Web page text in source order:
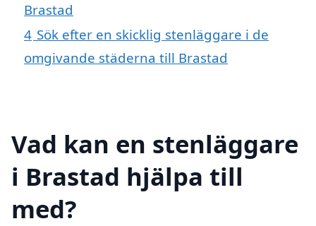
Brastad
4 Sök efter en skicklig stenläggare i de
omgivande städerna till Brastad
Vad kan en stenläggare
i Brastad hjälpa till
med?